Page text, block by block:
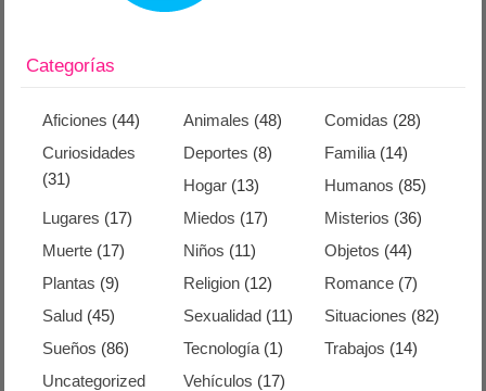
Categorías
Aficiones (44) Animales (48) Comidas (28)
Curiosidades
(31)
Deportes (8) Familia(14)
Hogar (13) Humanos (85)
Lugares (17) Miedos (17) Misterios (36)
Muerte (17) Niños (11) Objetos (44)
Plantas (9) Religion (12) Romance(7)
Salud (45) Sexualidad (11) Situaciones (82)
Sueños (86) Tecnología (1) Trabajos (14)
Uncategorized
Vehículos (17)